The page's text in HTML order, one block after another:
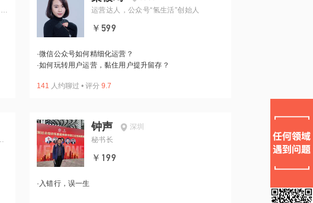
运营达人，公众号“氢生活”创始人
￥599
·微信公众号如何精细化运营？
·如何玩转用户运营，黏住用户提升留存？
141 人约聊过 • 评分 9.7
钟声
深圳
秘书长
￥199
· 入错行，误一生